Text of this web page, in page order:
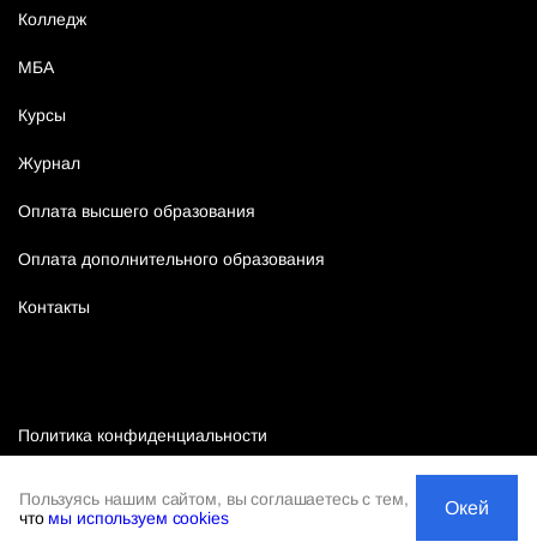
Пользуясь нашим сайтом, вы соглашаетесь с тем,
что мы используем cookies Окей
Политика конфиденциальности
Колледж
МБА
Курсы
Журнал
Оплата высшего образования
Оплата дополнительного образования
Контакты